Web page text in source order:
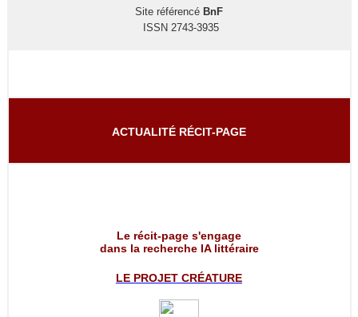
Site référencé BnF
ISSN 2743-3935
ACTUALITÉ RÉCIT-PAGE
Le récit-page s'engage
dans la recherche IA littéraire
LE PROJET CRÉATURE